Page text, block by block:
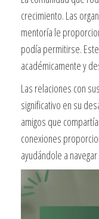
crecimiento. Las
mentoría le
podía permitirse.
académicamente y
Las relaciones con
significativo en su
amigos que
conexiones
ayudándole a